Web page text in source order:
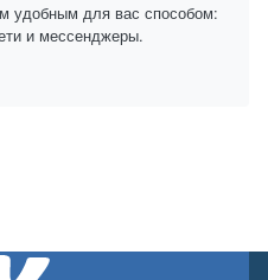
удобным для вас способом:
и мессенджеры.